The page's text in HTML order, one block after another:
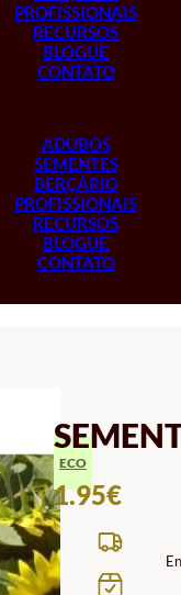
PROFISSIONAIS
RECURSOS
BLOGUE
CONTATO
ADUBOS
SEMENTES
BERÇÁRIO
PROFISSIONAIS
RECURSOS
BLOGUE
CONTATO
ECO
1.95€